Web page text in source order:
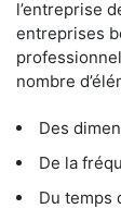
l’entreprise
entreprises
nombre
Des
De la
Du temps